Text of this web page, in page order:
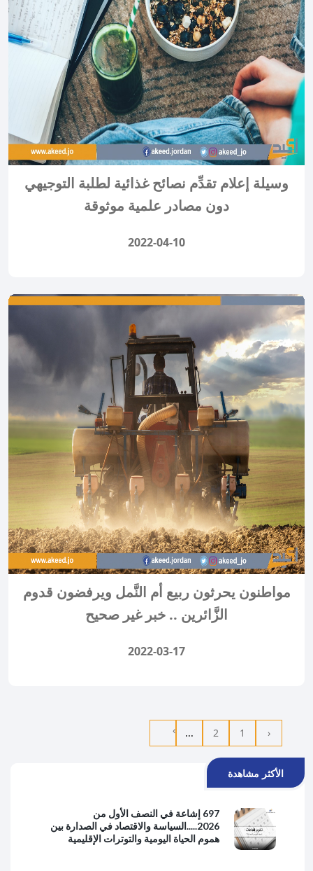
وسيلة إعلام تقدِّم نصائح غذائية لطلبة التوجيهي
دون مصادر علمية موثوقة
2022-04-10
مواطنون يحرثون ربيع أم النَّمل ويرفضون قدوم
الزَّائرين .. خبر غير صحيح
2022-03-17
‹
1
2
...
›
الأكثر مشاهدة
697 إشاعة في النصف الأول من
2026.....السياسة والاقتصاد في الصدارة بين
هموم الحياة اليومية والتوترات الإقليمية